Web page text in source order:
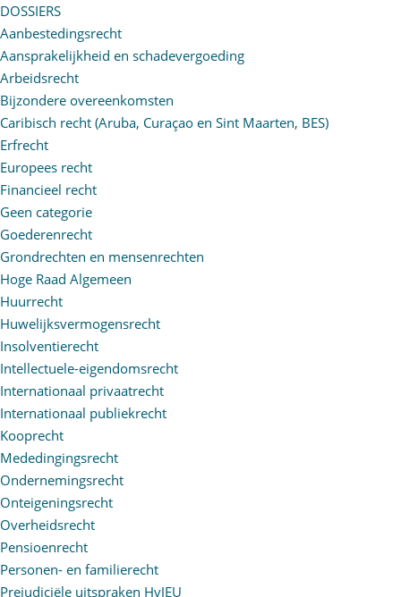
DOSSIERS
Aanbestedingsrecht
Aansprakelijkheid en schadevergoeding
Arbeidsrecht
Bijzondere overeenkomsten
Caribisch recht (Aruba, Curaçao en Sint Maarten, BES)
Erfrecht
Europees recht
Financieel recht
Geen categorie
Goederenrecht
Grondrechten en mensenrechten
Hoge Raad Algemeen
Huurrecht
Huwelijksvermogensrecht
Insolventierecht
Intellectuele-eigendomsrecht
Internationaal privaatrecht
Internationaal publiekrecht
Kooprecht
Mededingingsrecht
Ondernemingsrecht
Onteigeningsrecht
Overheidsrecht
Pensioenrecht
Personen- en familierecht
Prejudiciële uitspraken HvJEU